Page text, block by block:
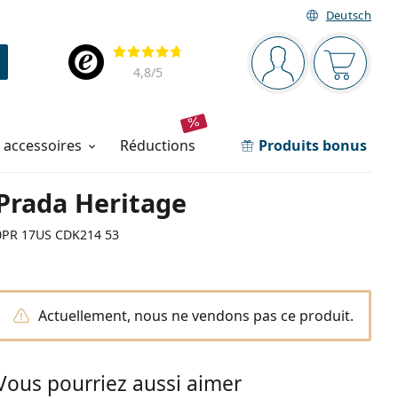
Deutsch
Barre de navigation
Vous êtesVotre
Évaluation
4,8/5
réductions Produits bonus
Heritage
17US CDK214 53
Actuellement, nous ne vendons pas ce produit.
pourriez aussi aimer